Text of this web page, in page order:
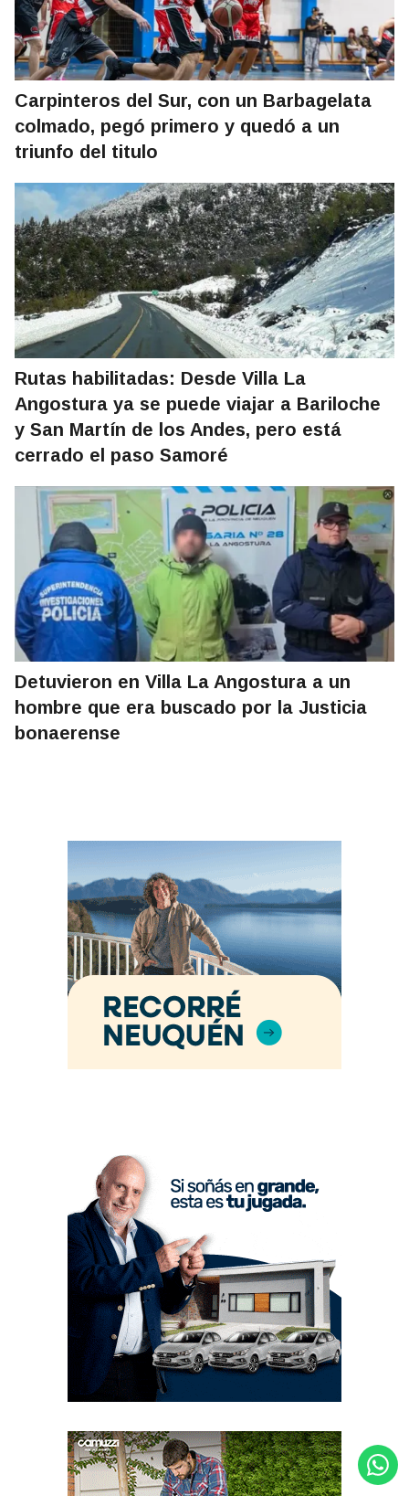
Carpinteros del Sur, con un Barbagelata
colmado, pegó primero y quedó a un
triunfo del titulo
Rutas habilitadas: Desde Villa La
Angostura ya se puede viajar a Bariloche
y San Martín de los Andes, pero está
cerrado el paso Samoré
Detuvieron en Villa La Angostura a un
hombre que era buscado por la Justicia
bonaerense